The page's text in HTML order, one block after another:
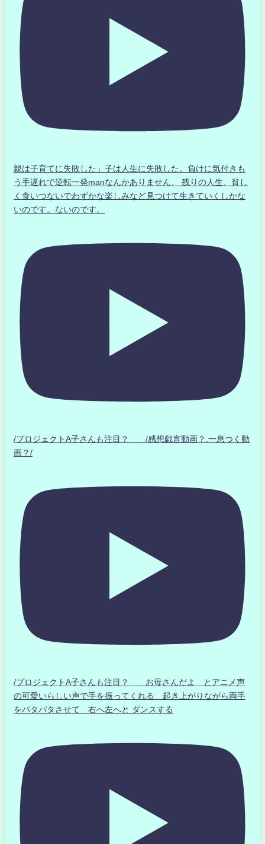
親は子育てに失敗した」子は人生に失敗した。負けに気付きも
う手遅れで逆転一発manなんかありません、 残りの人生、貧し
く食いつないでわずかな楽しみなど見つけて生きていくしかな
いのです。ないのです。
/プロジェクトA子さんも注目？ /感想戯言動画？.一息つく動
画？/
/プロジェクトA子さんも注目？ お母さんだよ とアニメ声
の可愛いらしい声で手を振ってくれる 起き上がりながら両手
をパタパタさせて 右へ左へと ダンスする